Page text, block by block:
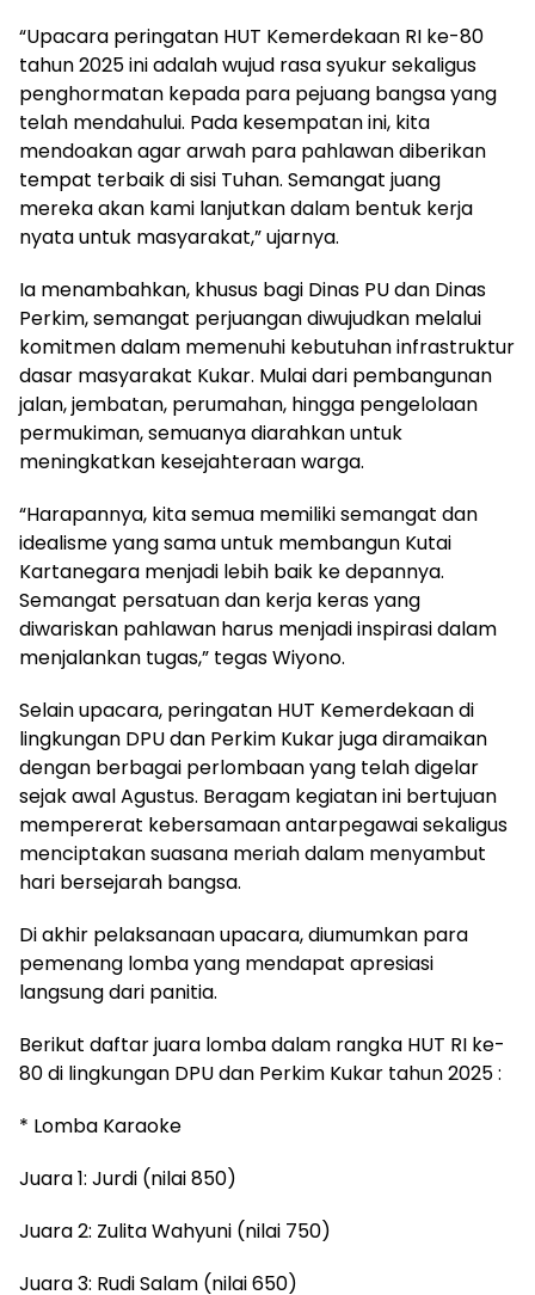
“Upacara peringatan HUT Kemerdekaan RI ke-80
tahun 2025 ini adalah wujud rasa syukur sekaligus
penghormatan kepada para pejuang bangsa yang
telah mendahului. Pada kesempatan ini, kita
mendoakan agar arwah para pahlawan diberikan
tempat terbaik di sisi Tuhan. Semangat juang
mereka akan kami lanjutkan dalam bentuk kerja
nyata untuk masyarakat,” ujarnya.
Ia menambahkan, khusus bagi Dinas PU dan Dinas
Perkim, semangat perjuangan diwujudkan melalui
komitmen dalam memenuhi kebutuhan infrastruktur
dasar masyarakat Kukar. Mulai dari pembangunan
jalan, jembatan, perumahan, hingga pengelolaan
permukiman, semuanya diarahkan untuk
meningkatkan kesejahteraan warga.
“Harapannya, kita semua memiliki semangat dan
idealisme yang sama untuk membangun Kutai
Kartanegara menjadi lebih baik ke depannya.
Semangat persatuan dan kerja keras yang
diwariskan pahlawan harus menjadi inspirasi dalam
menjalankan tugas,” tegas Wiyono.
Selain upacara, peringatan HUT Kemerdekaan di
lingkungan DPU dan Perkim Kukar juga diramaikan
dengan berbagai perlombaan yang telah digelar
sejak awal Agustus. Beragam kegiatan ini bertujuan
mempererat kebersamaan antarpegawai sekaligus
menciptakan suasana meriah dalam menyambut
hari bersejarah bangsa.
Di akhir pelaksanaan upacara, diumumkan para
pemenang lomba yang mendapat apresiasi
langsung dari panitia.
Berikut daftar juara lomba dalam rangka HUT RI ke-
80 di lingkungan DPU dan Perkim Kukar tahun 2025 :
* Lomba Karaoke
Juara 1: Jurdi (nilai 850)
Juara 2: Zulita Wahyuni (nilai 750)
Juara 3: Rudi Salam (nilai 650)